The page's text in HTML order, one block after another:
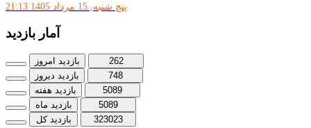
پنج شنبه, 15 مرداد 1405 21:13
آمار بازدید
بازدید امروز
262
بازدید دیروز
748
بازدید هفته
5089
بازدید ماه
5089
بازدید کل
323023